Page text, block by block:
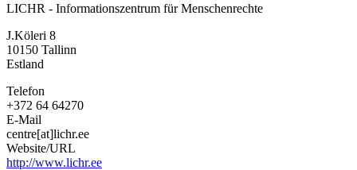
-
LICHR - Informationszentrum für Menschenrechte
J.Köleri 8
10150 Tallinn
Estland
Telefon
+372 64 64270
E-Mail
centre[at]lichr.ee
Website/URL
http://www.lichr.ee